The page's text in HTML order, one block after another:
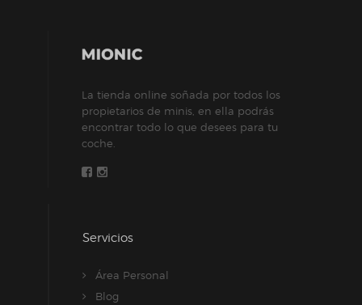
La tienda online soñada por todos los
propietarios de minis, en ella podrás
encontrar todo lo que desees para tu
coche.
Servicios
Área Personal
Blog